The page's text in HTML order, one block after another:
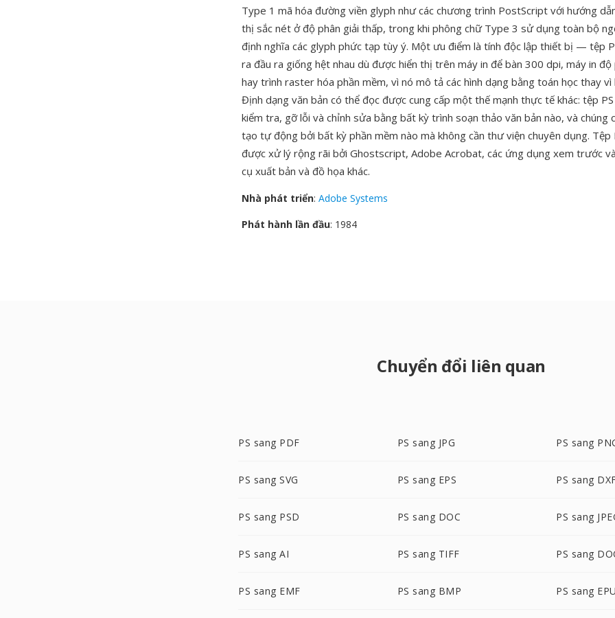
Type 1 mã hóa đường viền glyph như các chương trình PostScript với hướng
thị sắc nét ở độ phân giải thấp, trong khi phông chữ Type 3 sử dụng toàn bộ
định nghĩa các glyph phức tạp tùy ý. Một ưu điểm là tính độc lập thiết bị — tệp
ra đầu ra giống hệt nhau dù được hiển thị trên máy in để bàn 300 dpi, máy in độ
hay trình raster hóa phần mềm, vì nó mô tả các hình dạng bằng toán học thay vì
Định dạng văn bản có thể đọc được cung cấp một thế mạnh thực tế khác: tệp
kiểm tra, gỡ lỗi và chỉnh sửa bằng bất kỳ trình soạn thảo văn bản nào, và chúng
tạo tự động bởi bất kỳ phần mềm nào mà không cần thư viện chuyên dụng.
được xử lý rộng rãi bởi Ghostscript, Adobe Acrobat, các ứng dụng xem trước
cụ xuất bản và đồ họa khác.
Nhà phát triển: Adobe Systems
Phát hành lần đầu: 1984
Chuyển đổi liên quan
PS sang PDF PS sang JPG PS sang
PS sang SVG PS sang EPS PS sang
PS sang PSD PS sang DOC PS sang
PS sang AI PS sang TIFF PS sang
PS sang EMF PS sang BMP PS sang